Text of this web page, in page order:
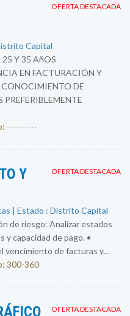
OFERTA DESTACADA
Capital
25 Y 35 AñOS
EN FACTURACIÓN Y
DE
----------
OFERTA DESTACADA
Y
| Estado : Distrito Capital
de riesgo: Analizar estados
capacidad de pago. •
de facturas y...
300-360
OFERTA DESTACADA